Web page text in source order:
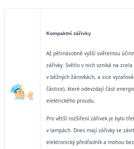
Kompaktní zářivky
Až pětinásobně vyšší světelnou
zářivky. Světlo v nich vzniká na
v běžných žárovkách, a sice
částice), které odevzdají část
elektrického proudu.
Pro větší rozšíření zářivek je bylo
v lampách. Dnes mají zářivky se
elektronický předřadník a mohou